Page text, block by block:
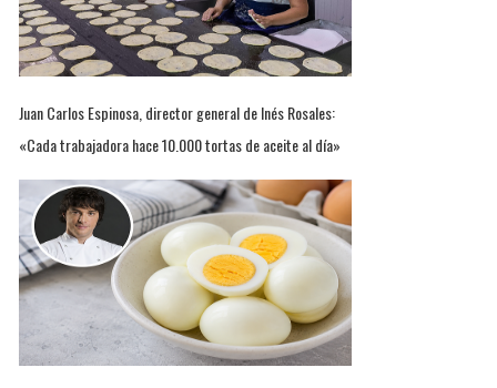
Juan Carlos Espinosa, director general de Inés Rosales:
«Cada trabajadora hace 10.000 tortas de aceite al día»